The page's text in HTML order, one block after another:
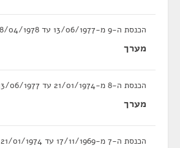
הכנסת ה-9 מ-13/06/1977 עד 18/04/1978
מערך
הכנסת ה-8 מ-21/01/1974 עד 13/06/1977
מערך
הכנסת ה-7 מ-17/11/1969 עד 21/01/1974